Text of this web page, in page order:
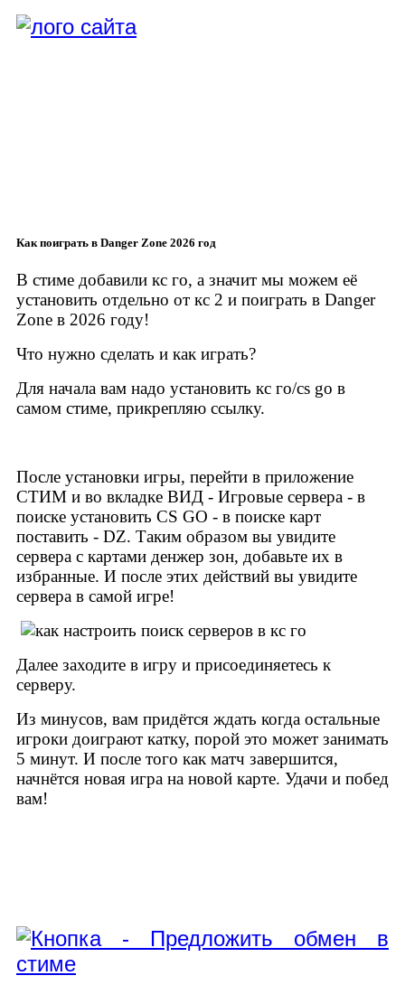
Как поиграть в Danger Zone 2026 год
В стиме добавили кс го, а значит мы можем её
установить отдельно от кс 2 и поиграть в Danger
Zone в 2026 году!
Что нужно сделать и как играть?
Для начала вам надо установить кс го/cs go в
самом стиме, прикрепляю ссылку.
После установки игры, перейти в приложение
СТИМ и во вкладке ВИД - Игровые сервера - в
поиске установить CS GO - в поиске карт
поставить - DZ. Таким образом вы увидите
сервера с картами денжер зон, добавьте их в
избранные. И после этих действий вы увидите
сервера в самой игре!
Далее заходите в игру и присоединяетесь к
серверу.
Из минусов, вам придётся ждать когда остальные
игроки доиграют катку, порой это может занимать
5 минут. И после того как матч завершится,
начнётся новая игра на новой карте. Удачи и побед
вам!